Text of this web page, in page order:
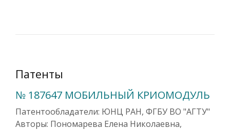
Патенты
№ 187647 МОБИЛЬНЫЙ КРИОМОДУЛЬ
Патентообладатели: ЮНЦ РАН, ФГБУ ВО "АГТУ"
Авторы: Пономарева Елена Николаевна,